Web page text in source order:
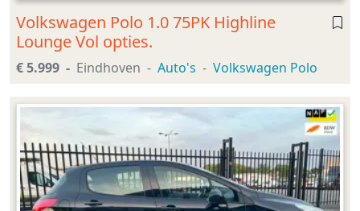
Volkswagen Polo 1.0 75PK Highline
Lounge Vol opties.
€ 5.999 Eindhoven Auto's Volkswagen Polo